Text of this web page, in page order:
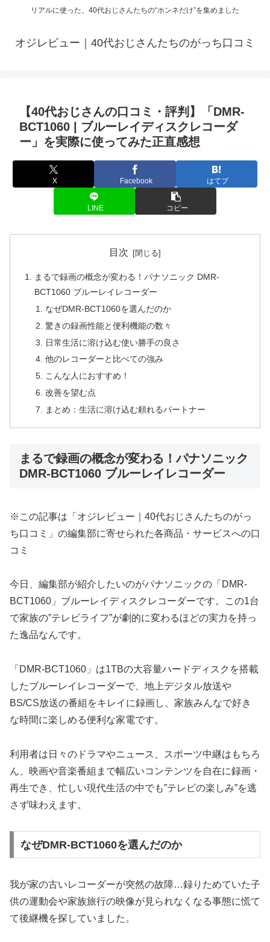
リアルに使った、40代おじさんたちの“ホンネだけ”を集めました
オジレビュー｜40代おじさんたちのがっち口コミ
【40代おじさんの口コミ・評判】「DMR-
BCT1060 | ブルーレイディスクレコーダ
ー」を実際に使ってみた正直感想
X Facebook はてブ
LINE コピー
目次
まるで録画の概念が変わる！パナソニック DMR-
BCT1060 ブルーレイレコーダー
なぜDMR-BCT1060を選んだのか
驚きの録画性能と便利機能の数々
日常生活に溶け込む使い勝手の良さ
他のレコーダーと比べての強み
こんな人におすすめ！
改善を望む点
まとめ：生活に溶け込む頼れるパートナー
まるで録画の概念が変わる！パナソニック
DMR-BCT1060 ブルーレイレコーダー
※この記事は「オジレビュー｜40代おじさんたちのがっ
ち口コミ」の編集部に寄せられた各商品・サービスへの口
コミ
今日、編集部が紹介したいのがパナソニックの「DMR-
BCT1060」ブルーレイディスクレコーダーです。この1台
で家族の”テレビライフ”が劇的に変わるほどの実力を持っ
た逸品なんです。
「DMR-BCT1060」は1TBの大容量ハードディスクを搭載
したブルーレイレコーダーで、地上デジタル放送や
BS/CS放送の番組をキレイに録画し、家族みんなで好き
な時間に楽しめる便利な家電です。
利用者は日々のドラマやニュース、スポーツ中継はもちろ
ん、映画や音楽番組まで幅広いコンテンツを自在に録画・
再生でき、忙しい現代生活の中でも”テレビの楽しみ”を逃
さず味わえます。
なぜDMR-BCT1060を選んだのか
我が家の古いレコーダーが突然の故障…録りためていた子
供の運動会や家族旅行の映像が見られなくなる事態に慌て
て後継機を探していました。